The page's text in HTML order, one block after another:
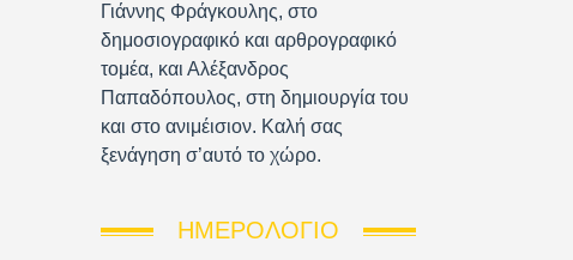
Γιάννης Φράγκουλης, στο
δημοσιογραφικό και αρθρογραφικό
τομέα, και Αλέξανδρος
Παπαδόπουλος, στη δημιουργία του
και στο ανιμέισιον. Καλή σας
ξενάγηση σ’αυτό το χώρο.
ΗΜΕΡΟΛΌΓΙΟ